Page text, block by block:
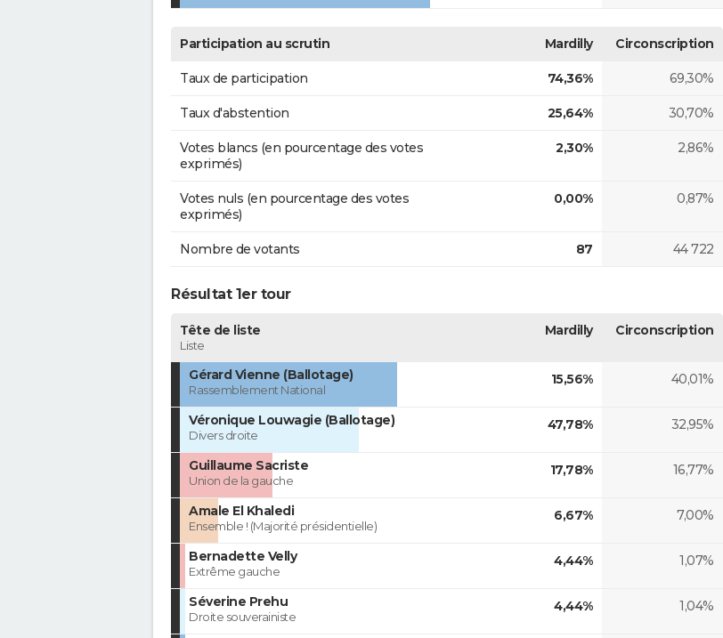
Participation au scrutin Mardilly Circonscription
Taux de participation 74,36% 69,30%
Taux d'abstention 25,64% 30,70%
Votes blancs (en pourcentage des votes
exprimés)
2,30% 2,86%
Votes nuls (en pourcentage des votes
exprimés)
0,00% 0,87%
Nombre de votants 87 44 722
Résultat 1er tour
Tête de liste
Liste
Mardilly Circonscription
Gérard Vienne (Ballotage)
Rassemblement National
15,56% 40,01%
Véronique Louwagie (Ballotage)
Divers droite
47,78% 32,95%
Guillaume Sacriste
Union de la gauche
17,78% 16,77%
Amale El Khaledi
Ensemble ! (Majorité présidentielle)
6,67% 7,00%
Bernadette Velly
Extrême gauche
4,44% 1,07%
Séverine Prehu
Droite souverainiste
4,44% 1,04%